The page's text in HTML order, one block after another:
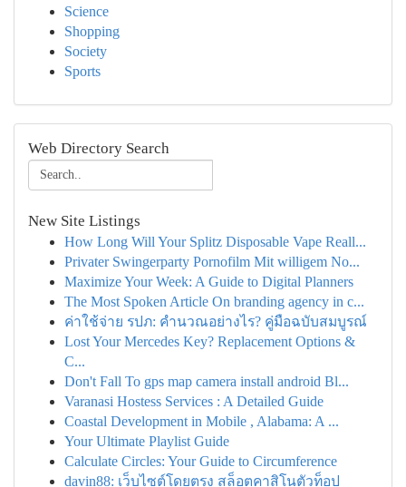
Science
Shopping
Society
Sports
Web Directory Search
New Site Listings
How Long Will Your Splitz Disposable Vape Reall...
Privater Swingerparty Pornofilm Mit willigem No...
Maximize Your Week: A Guide to Digital Planners
The Most Spoken Article On branding agency in c...
ค่าใช้จ่าย รปภ: คำนวณอย่างไร? คู่มือฉบับสมบูรณ์
Lost Your Mercedes Key? Replacement Options &
C...
Don't Fall To gps map camera install android Bl...
Varanasi Hostess Services : A Detailed Guide
Coastal Development in Mobile , Alabama: A ...
Your Ultimate Playlist Guide
Calculate Circles: Your Guide to Circumference
davin88: เว็บไซต์โดยตรง สล็อตคาสิโนตัวท็อป